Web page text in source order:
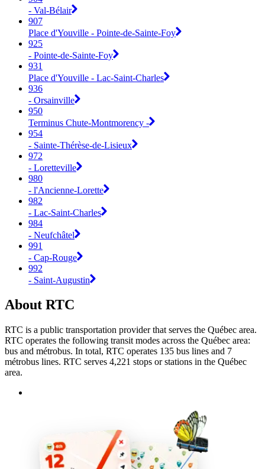
- Val-Bélair
907
Place d'Youville - Pointe-de-Sainte-Foy
925
- Pointe-de-Sainte-Foy
931
Place d'Youville - Lac-Saint-Charles
936
- Orsainville
950
Terminus Chute-Montmorency -
954
- Sainte-Thérèse-de-Lisieux
972
- Loretteville
980
- l'Ancienne-Lorette
982
- Lac-Saint-Charles
984
- Neufchâtel
991
- Cap-Rouge
992
- Saint-Augustin
About RTC
RTC is a public transportation provider that serves the Québec area.
RTC operates the following transit modes across the Québec area:
bus and métrobus. In total, RTC operates 135 bus lines and 7
métrobus lines. RTC serves 4,221 stops or stations in the Québec
area.